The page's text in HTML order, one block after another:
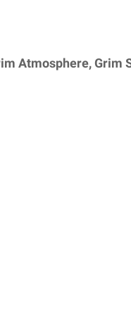
Atmosphere, Grim